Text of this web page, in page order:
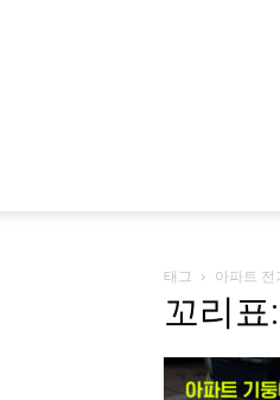
태그 아파트 전
꼬리표